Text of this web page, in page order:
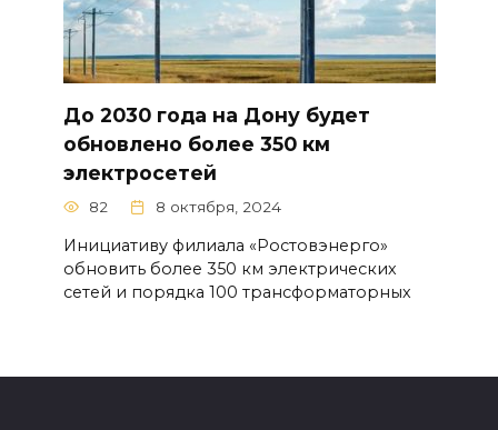
До 2030 года на Дону будет
обновлено более 350 км
электросетей
82 8 октября, 2024
Инициативу филиала «Ростовэнерго»
обновить более 350 км электрических
сетей и порядка 100 трансформаторных